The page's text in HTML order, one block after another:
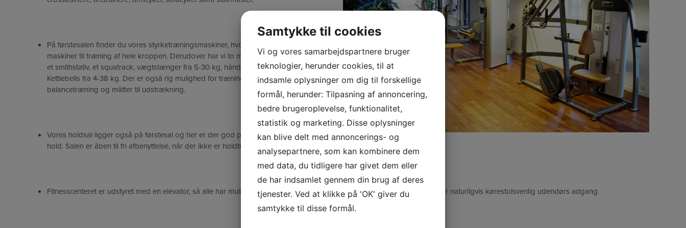
På førstesalen finder du vores styrketræningsmaskiner, hvor vi har de bedste
maskiner til træning af hele kroppen. Derudover har vi to multifunktionelle kabeltårne,
et smithstativ, et squatrack, vægtstænger fra 5-30 kg, håndvægte fra 0,5-48 kg samt
Kettlebells fra 4-38 kg. Der er også rig mulighed for træning med elastik,
balancetræning og måtter til udstrækning.
Vores holdsal ligger også på førstesal og her er der god plads til afholdelse af vores
hold. Salen er åben til fri afbenyttelse, når der ikke er holdtræning.
Fitnesscenteret er udstyret med en elevator, så alle har mulighed for at komme på førstesalen og træne. Derudover er der naturligvis kørestolsvenlig udendørs adgang.
Samtykke til cookies
Vi og vores samarbejdspartnere bruger
teknologier, herunder cookies, til at
indsamle oplysninger om dig til forskellige
formål, herunder: Tilpasning af annoncering,
bedre brugeroplevelse, funktionalitet,
statistik og marketing. Disse oplysninger
kan blive delt med annoncerings- og
analysepartnere, som kan kombinere dem
med data, du tidligere har givet dem eller
de har indsamlet gennem din brug af deres
tjenester. Ved at klikke på 'OK' giver du
samtykke til disse formål.